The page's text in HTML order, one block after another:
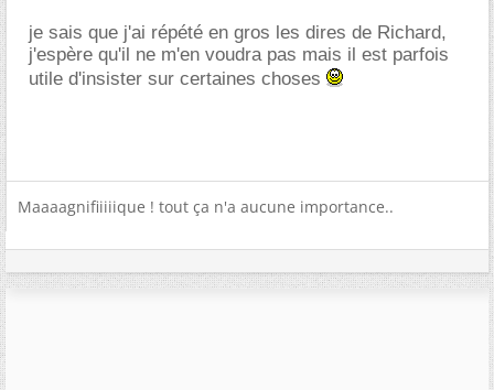
je sais que j'ai répété en gros les dires de Richard,
j'espère qu'il ne m'en voudra pas mais il est parfois
utile d'insister sur certaines choses
Maaaagnifiiiiique ! tout ça n'a aucune importance..